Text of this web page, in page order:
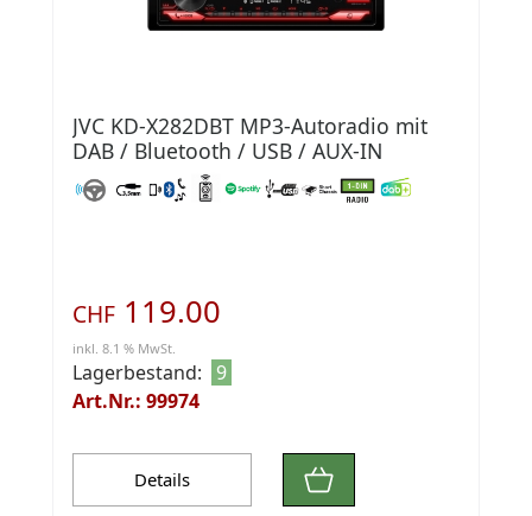
JVC KD-X282DBT MP3-Autoradio mit
DAB / Bluetooth / USB / AUX-IN
CHF 119.00
inkl. 8.1 % MwSt.
Lagerbestand:
9
Art.Nr.: 99974
Details